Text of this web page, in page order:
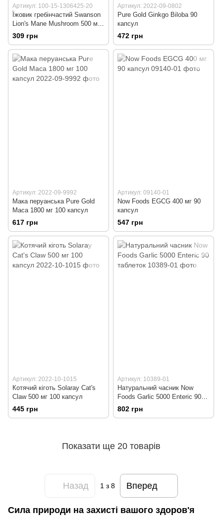
Артикул: 100-15-1306425-20
Їжовик гребінчастий Swanson
Lion's Mane Mushroom 500 мг
60 капсул
309 грн
Артикул: 2022-09-0802
Pure Gold Ginkgo Biloba 90
капсул
472 грн
Артикул: 2022-09-9992
Мака перуанська Pure Gold
Maca 1800 мг 100 капсул
617 грн
Артикул: 09140-01
Now Foods EGCG 400 мг 90
капсул
547 грн
Артикул: 2022-10-1015
Котячий кіготь Solaray Cat's
Claw 500 мг 100 капсул
445 грн
Артикул: 10389-01
Натуральний часник Now
Foods Garlic 5000 Enteric 90
таблеток
802 грн
Показати ще 20 товарів
Назад 1з 8 Вперед
Сила природи на захисті вашого здоров'я